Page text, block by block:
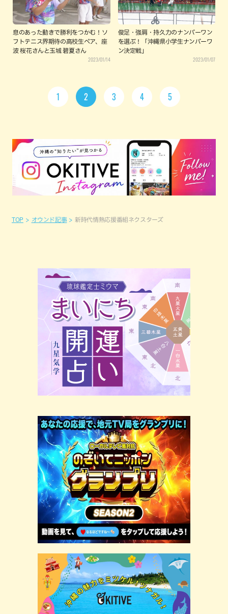
息のあった動きで勝利をつかむ！ソ
フトテニス界期待の高校生ペア、座
波 桜花さんと玉城 碧夏さん
2023/01/14
俊足・強肩・持久力のナンバーワン
を選ぶ！「沖縄県小学生ナンバーワ
ン決定戦」
2023/01/07
1 2 3 4 5
TOP オウンド記事 新時代情熱応援番組ネクスターズ